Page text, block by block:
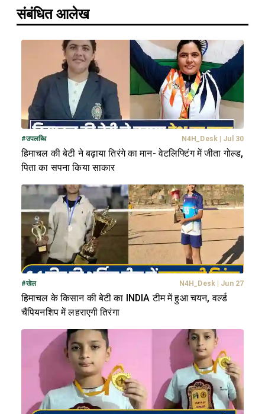
संबंधित आलेख
#उपलब्धि N4H_Desk| Jul 30
हिमाचल की बेटी ने बढ़ाया तिरंगे का मान- वेटलिफ्टिंग में जीता गोल्ड,
पिता का सपना किया साकार
#खेल N4H_Desk| Jun 27
हिमाचल के किसान की बेटी का INDIA टीम में हुआ चयन, वर्ल्ड
चैंपियनशिप में लहराएगी तिरंगा